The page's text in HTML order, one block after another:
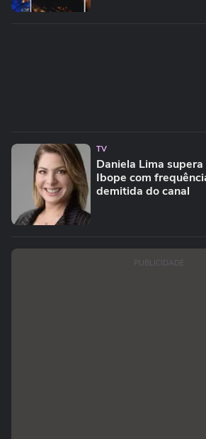
TV
Daniela Lima
Ibope com
demitida do canal
PUBLICIDADE